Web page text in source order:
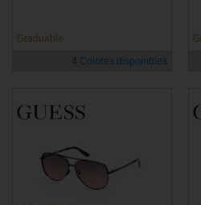
Graduable
4 Colores disponibles